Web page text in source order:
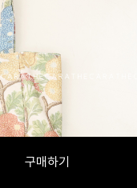
구매하기